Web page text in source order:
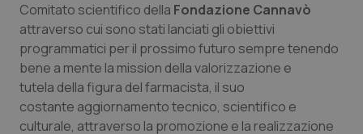
Molise
Piemonte
Provincia Autonoma di Bolzano
Epatiti
HIV
Infezioni & Febbre
Comitato scientifico della Fondazione Cannavò
attraverso cui sono stati lanciati gli obiettivi
programmatici per il prossimo futuro sempre tenendo
bene a mente la mission della valorizzazione e
tutela della figura del farmacista, il suo
costante aggiornamento tecnico, scientifico e
culturale, attraverso la promozione e la realizzazione